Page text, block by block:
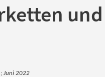
Juni 2022